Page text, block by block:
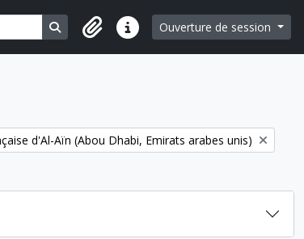
Search in browse page
Liens rapidesOuverture de session
d'Al-Aïn (Abou Dhabi, Emirats arabes unis)